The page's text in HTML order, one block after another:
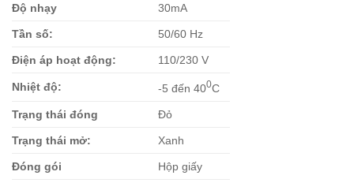
Độ nhạy 30mA
Tần số: 50/60 Hz
Điện áp hoạt động: 110/230 V
Nhiệt độ: -5 đến 400C
Trạng thái đóng Đỏ
Trạng thái mở: Xanh
Đóng gói Hộp giấy